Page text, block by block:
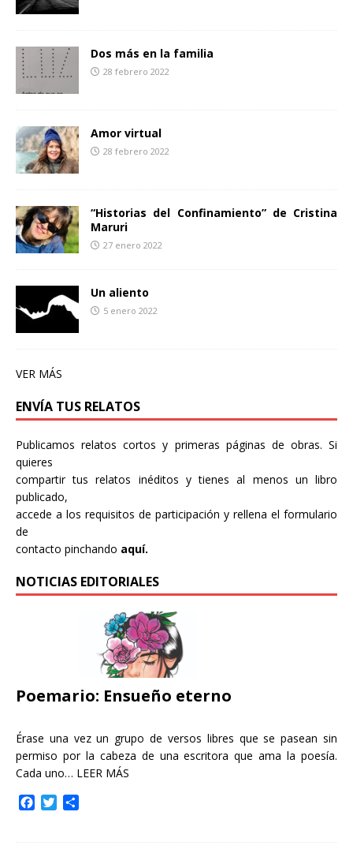
Dos más en la familia
28 febrero 2022
Amor virtual
28 febrero 2022
“Historias del Confinamiento” de Cristina
Maruri
27 enero 2022
Un aliento
5 enero 2022
VER MÁS
ENVÍA TUS RELATOS
Publicamos relatos cortos y primeras páginas de obras. Si
quieres
compartir tus relatos inéditos y tienes al menos un libro
publicado,
accede a los requisitos de participación y rellena el formulario
de
contacto pinchando aquí.
NOTICIAS EDITORIALES
Poemario: Ensueño eterno
Érase una vez un grupo de versos libres que se pasean sin
permiso por la cabeza de una escritora que ama la poesía.
Cada uno… LEER MÁS